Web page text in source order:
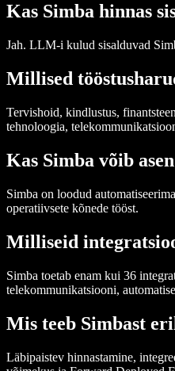
Kas Simba hinnas
Jah. LLM-i kulud sisalduvad
Millised
Tervishoid, kindlustus,
tehnoloogia,
Kas Simba võib
Simba on loodud
operatiivsete kõnede tööst.
Milliseid
Simba toetab enam kui 36
telekommunikatsiooni,
Mis teeb Simbast
Läbipaistev hinnastamine,